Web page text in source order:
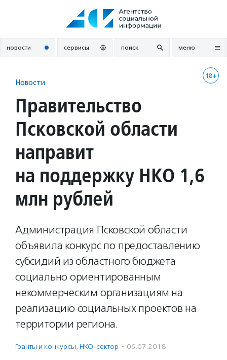
новости сервисы поиск меню
18+
Новости
Правительство
Псковской области
направит
на поддержку НКО 1,6
млн рублей
Администрация Псковской области
объявила конкурс по предоставлению
субсидий из областного бюджета
социально ориентированным
некоммерческим организациям на
реализацию социальных проектов на
территории региона.
Гранты и конкурсы, НКО-сектор · 06.07.2018